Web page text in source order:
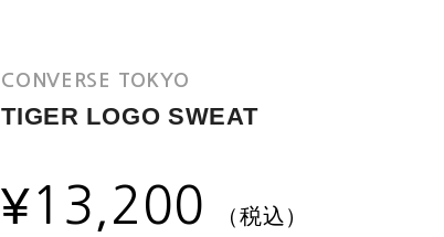
CONVERSE TOKYO
TIGER LOGO SWEAT
¥13,200 （税込）